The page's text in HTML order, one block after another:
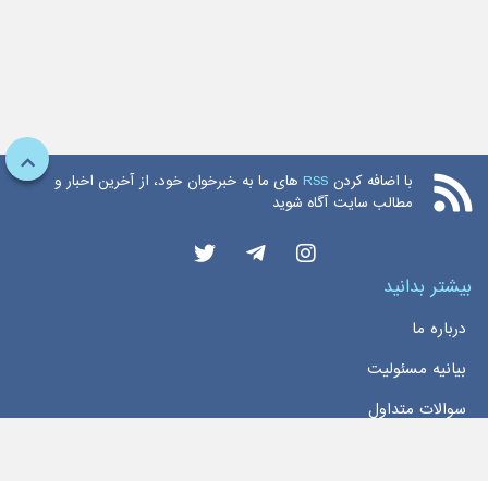
با اضافه کردن RSS های ما به خبرخوان خود، از آخرین اخبار و
مطالب سایت آگاه شوید
بیشتر بدانید
درباره ما
بیانیه مسئولیت
سوالات متداول